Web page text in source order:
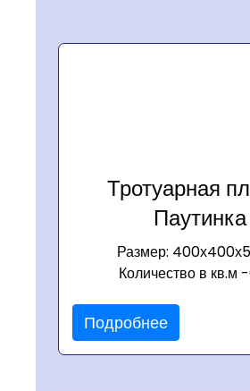
Тротуарная
Паутинка
Размер:
Количество в кв.м
Подробнее